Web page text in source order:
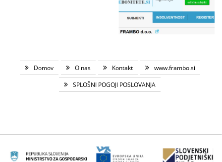
Domov O nas Kontakt
www.frambo.si
SPLOŠNI POGOJI POSLOVANJA